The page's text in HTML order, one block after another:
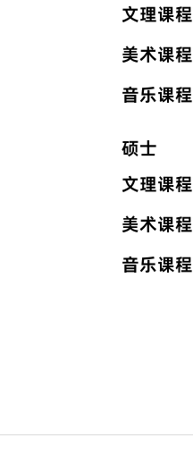
文理课程
美术课程
音乐课程
硕士
文理课程
美术课程
音乐课程